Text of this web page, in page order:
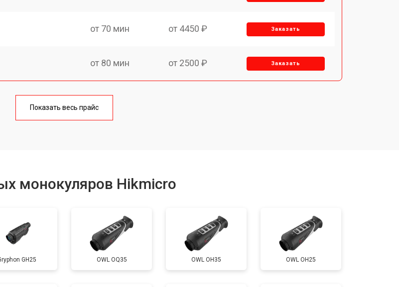
от 70 мин от 4450 ₽ Заказать
от 80 мин от 2500 ₽ Заказать
от 60 мин
Показать весь прайс
монокуляров Hikmicro
GH25 OWL OQ35 OWL OH35 OWL OH25